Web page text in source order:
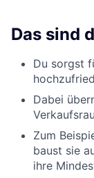
Das sind
Du sorgst
Dabei
Zum
baust sie
ihre